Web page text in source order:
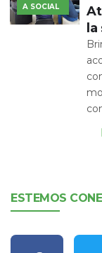
A SOCIAL
ESTEMOS